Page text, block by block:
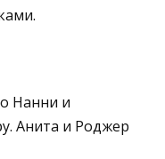
Нанни и
Анита и Роджер